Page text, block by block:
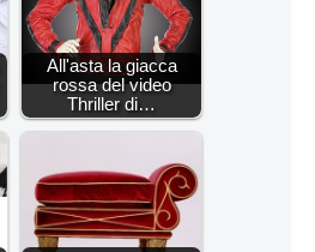
All'asta la giacca
rossa del video
Thriller di…